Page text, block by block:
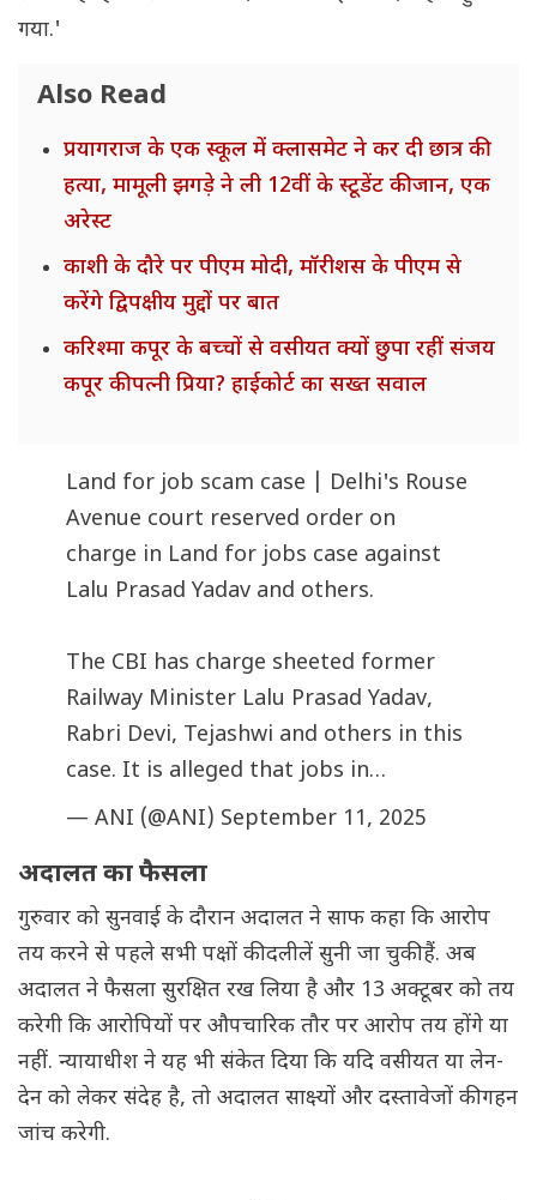
गया.'
Also Read
प्रयागराज के एक स्कूल में क्लासमेट ने कर दी छात्र की
हत्या, मामूली झगड़े ने ली 12वीं के स्टूडेंट की जान, एक
अरेस्ट
काशी के दौरे पर पीएम मोदी, मॉरीशस के पीएम से
करेंगे द्विपक्षीय मुद्दों पर बात
करिश्मा कपूर के बच्चों से वसीयत क्यों छुपा रहीं संजय
कपूर की पत्नी प्रिया? हाईकोर्ट का सख्त सवाल
Land for job scam case | Delhi's Rouse
Avenue court reserved order on
charge in Land for jobs case against
Lalu Prasad Yadav and others.
The CBI has charge sheeted former
Railway Minister Lalu Prasad Yadav,
Rabri Devi, Tejashwi and others in this
case. It is alleged that jobs in…
— ANI (@ANI) September 11, 2025
अदालत का फैसला
गुरुवार को सुनवाई के दौरान अदालत ने साफ कहा कि आरोप
तय करने से पहले सभी पक्षों की दलीलें सुनी जा चुकी हैं. अब
अदालत ने फैसला सुरक्षित रख लिया है और 13 अक्टूबर को तय
करेगी कि आरोपियों पर औपचारिक तौर पर आरोप तय होंगे या
नहीं. न्यायाधीश ने यह भी संकेत दिया कि यदि वसीयत या लेन-
देन को लेकर संदेह है, तो अदालत साक्ष्यों और दस्तावेजों की गहन
जांच करेगी.